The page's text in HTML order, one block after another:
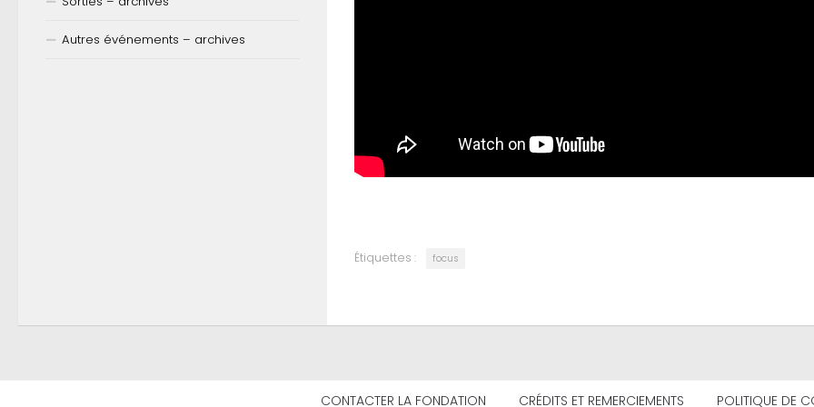
Étiquettes : focus
Autres événements – archives
CONTACTER LA FONDATION CRÉDITS ET REMERCIEMENTS POLITIQUE DE